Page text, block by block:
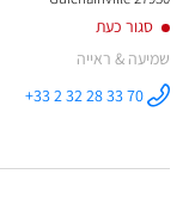
סגור כעת
שמיעה & ראייה
התקשר לחנות
Optical
+33 2 32 28 33 70